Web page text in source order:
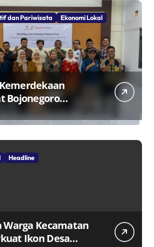
dan Pariwisata
Ekonomi Lokal
Bojonegoro
Mandiri Ekonomi
Headline
Warga Kecamatan
Ikon Desa